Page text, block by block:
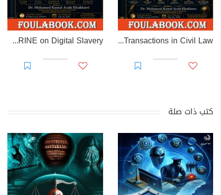
EL RAKHAWI MIND on the Doctrine of Simulation and Sham Transactions in Civil Law
EL-RAKHAWI DOCTRINE on Digital Slavery
كتب ذات صلة